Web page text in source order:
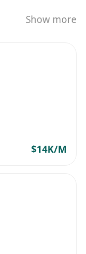
Show more
$14K/M